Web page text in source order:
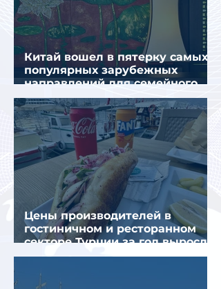
Китай вошел в пятерку самых
популярных зарубежных
направлений для семейного
отдыха летом
Цены производителей в
гостиничном и ресторанном
секторе Турции за год выросли
почти на 32%